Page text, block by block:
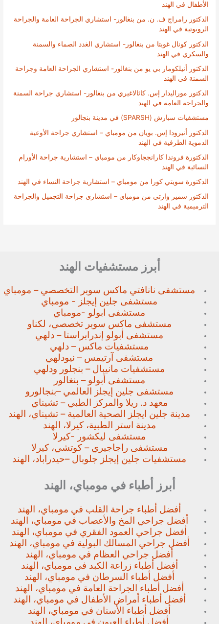
الأطفال في الهند
الدكتور رامراج ف. ن. من بنغالور- استشاري الجراحة العامة والجراحة
الروبوتية في الهند
الدكتور كونال غوبتا من بنغالور- استشاري الغدد الصماء والسمنة
والسكري في الهند
الدكتور أنيلكومار بي يو من بنغالور- استشاري الجراحة العامة وجراحة
السمنة في الهند
الدكتور موراليدار إس. كاثالاغيري من بنغالور- استشاري جراحة السمنة
والجراحة العامة في الهند
مستشفيات سبارش (SPARSH) في مدينة بنجالور
الدكتور أنيرودا إس. بويان من مومباي – استشاري جراحة الأوعية
الدموية الطرفية في الهند
الدكتورة فروندا كارانججاوكار من مومباي – استشارية جراحة الأورام
النسائية في الهند
الدكتورة سويتي كورا من مومباي – استشارية جراحة النساء في الهند
الدكتور سمير وارتي من مومباي – استشاري جراحة التجميل والجراحة
الترميمية في الهند
أبرز مستشفيات الهند
مستشفى نانافتي ماكس سوبر التخصصي – مومباي
مستشفى جلين إيجلز - مومباي
مستشفى ابولو -مومباي
مستشفى ماكس سوبر تخصصي، لكناو
مستشفى أبولو إندرابراستا – دلهي
مستشفيات ماكس – دلهي
مستشفى آرتيمس – نيودلهي
مستشفيات مانيبال – بنجلور ودلهي
مستشفى أبولو – بنغالور
مستشفى جلين إيجلز العالمي –بنجالورو
معهد د. ريلا والمركز الطبي – تشيناي
مدينة جلين ايجلز الصحية العالمية – تشيناي، الهند
مدينة استر الطبية، كيرلا، الهند
مستشفى ليكشور -كيرلا
مستشفى راجاجيري – كوتشي، كيرلا
مستشفيات جلين إيجلز جلوبال –حيدراباد، الهند
أبرز أطباء في مومباي، الهند
أفضل أطباء جراحة القلب في مومباي، الهند
أفضل جراحي المخ والأعصاب في مومباي، الهند
أفضل جراحي العمود الفقري في مومباي، الهند
أفضل جراحي المسالك البولية في مومباي، الهند
أفضل جراحي العظام في مومباي، الهند
أفضل أطباء زراعة الكبد في مومباي، الهند
أفضل أطباء السرطان في مومباي، الهند
أفضل أطباء الجراحة العامة في مومباي، الهند
أفضل أطباء أمراض الأطفال في مومباي، الهند
أفضل أطباء الأسنان في مومباي، الهند